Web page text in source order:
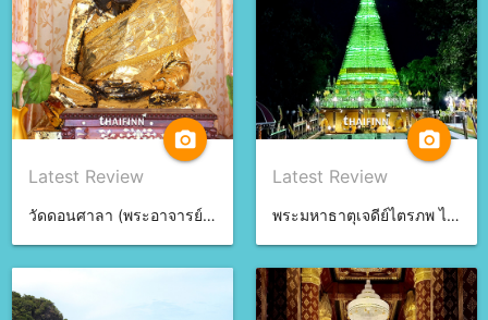
camera_alt
Latest Review
วัดดอนศาลา (พระอาจารย์นำ) จ.พัทลุง
camera_alt
Latest Review
พระมหาธาตุเจดีย์ไตรภพ ไตรมงคล จ.สงขลา